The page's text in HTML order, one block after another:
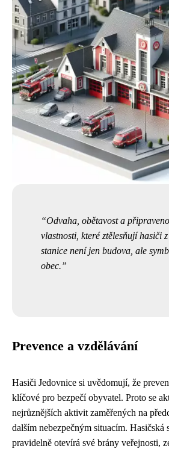
Odvaha, obětavost a
vlastnosti, které ztělesňují hasiči
stanice není jen budova, ale
obec.
Prevence a vzdělávání
Hasiči Jedovnice si uvědomují, že
klíčové pro bezpečí obyvatel. Proto se
nejrůznějších aktivit zaměřených na
dalším nebezpečným situacím. Hasičská
pravidelně otevírá své brány veřejnosti,